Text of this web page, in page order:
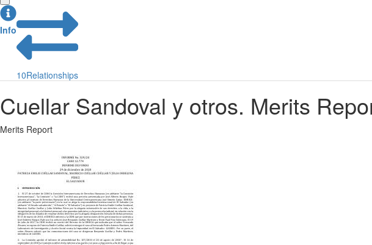
Info
10Relationships
Cuellar Sandoval y otros. Merits
Merits Report